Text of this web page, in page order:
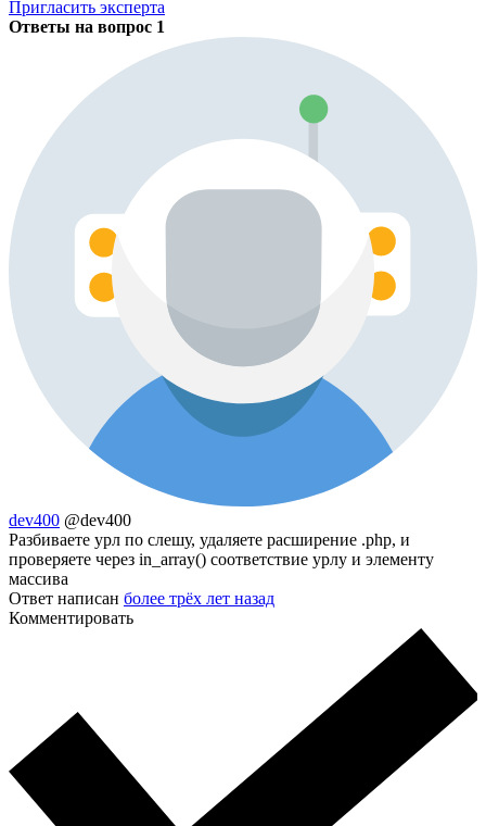
Пригласить эксперта
Ответы на вопрос 1
dev400 @dev400
Разбиваете урл по слешу, удаляете расширение .php, и
проверяете через in_array() соответствие урлу и элементу
массива
Ответ написан более трёх лет назад
Комментировать